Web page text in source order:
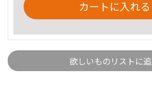
カートに入れる
欲しいものリストに